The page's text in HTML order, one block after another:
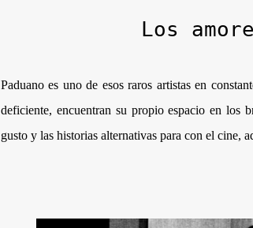
Los
Paduano es uno de esos raros artistas en
deficiente, encuentran su propio espacio en los
gusto y las historias alternativas para con el cine,